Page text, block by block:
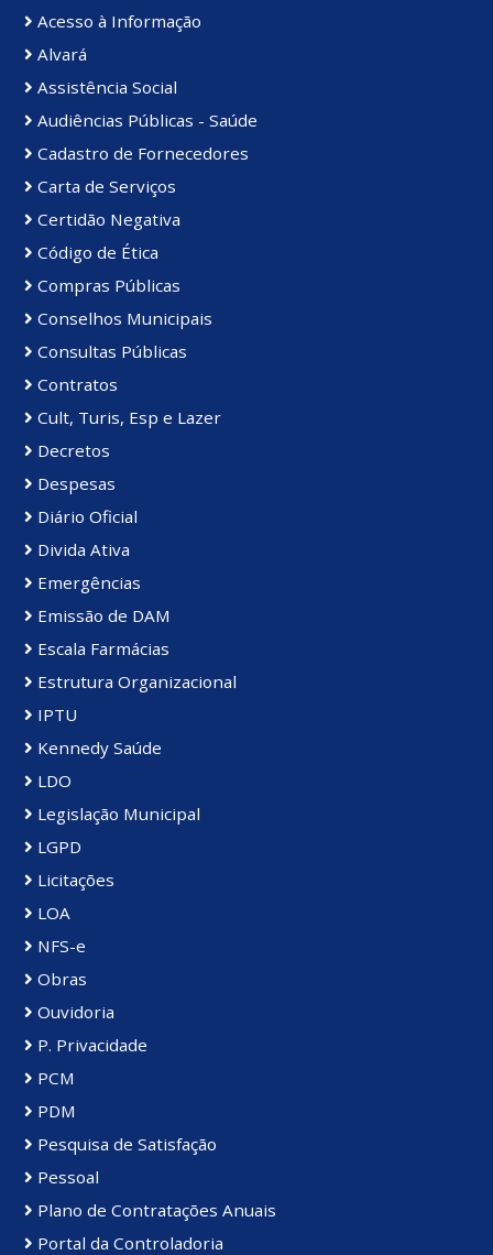
Acesso à Informação
Alvará
Assistência Social
Audiências Públicas - Saúde
Cadastro de Fornecedores
Carta de Serviços
Certidão Negativa
Código de Ética
Compras Públicas
Conselhos Municipais
Consultas Públicas
Contratos
Cult, Turis, Esp e Lazer
Decretos
Despesas
Diário Oficial
Divida Ativa
Emergências
Emissão de DAM
Escala Farmácias
Estrutura Organizacional
IPTU
Kennedy Saúde
LDO
Legislação Municipal
LGPD
Licitações
LOA
NFS-e
Obras
Ouvidoria
P. Privacidade
PCM
PDM
Pesquisa de Satisfação
Pessoal
Plano de Contratações Anuais
Portal da Controladoria